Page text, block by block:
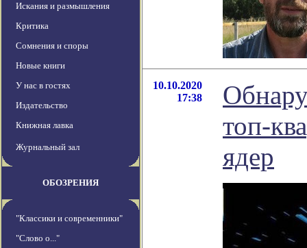
Искания и размышления
Критика
Сомнения и споры
Новые книги
У нас в гостях
Издательство
Книжная лавка
Журнальный зал
ОБОЗРЕНИЯ
"Классики и современники"
"Слово о..."
10.10.2020
17:38
топ-
ядер